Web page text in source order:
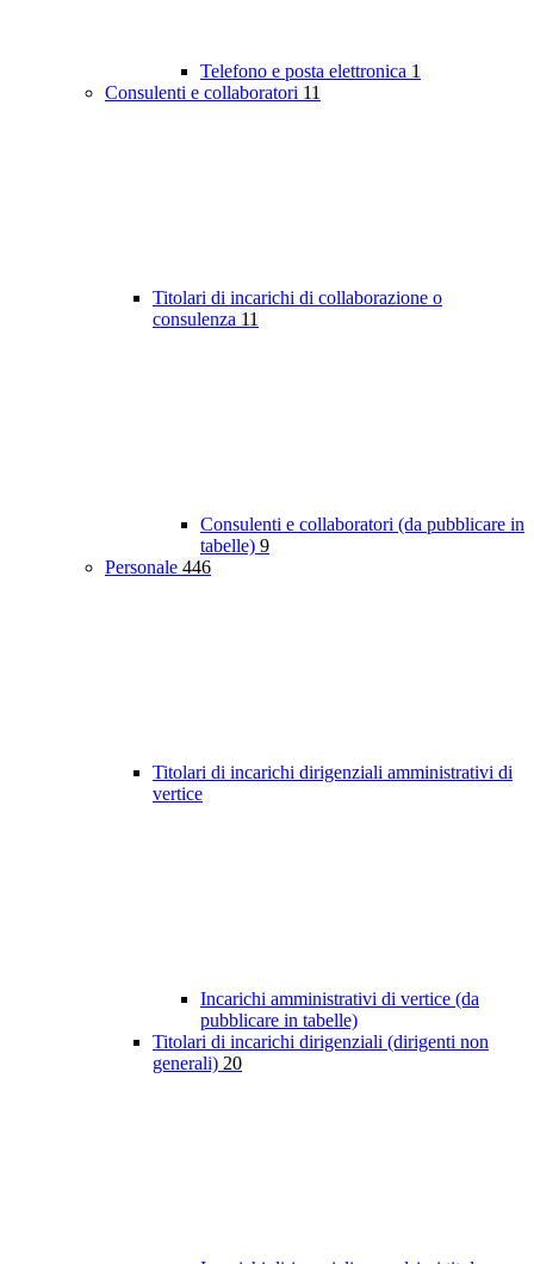
Telefono e posta elettronica 1
Consulenti e collaboratori 11
Titolari di incarichi di collaborazione o
consulenza 11
Consulenti e collaboratori (da pubblicare in
tabelle) 9
Personale 446
Titolari di incarichi dirigenziali amministrativi di
vertice
Incarichi amministrativi di vertice (da
pubblicare in tabelle)
Titolari di incarichi dirigenziali (dirigenti non
generali) 20